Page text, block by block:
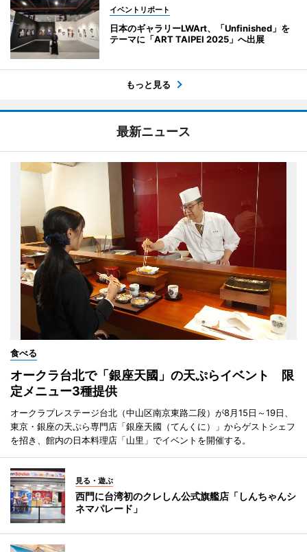
イベントリポート
日本のギャラリーLWArt、「Unfinished」を
テーマに「ART TAIPEI 2025」へ出展
もっと見る
最新ニュース
食べる
オークラ台北で「銀座天國」の天ぷらイベント 限
定メニュー3種提供
オークラプレステージ台北（中山区南京東路二段）が8月15日～19日、
東京・銀座の天ぷら専門店「銀座天國（てんくに）」からゲストシェフ
を招き、館内の日本料理店「山里」でイベントを開催する。
見る・遊ぶ
西門に台湾初のクレしん公式旗艦店「しんちゃんシ
ネマパレード」